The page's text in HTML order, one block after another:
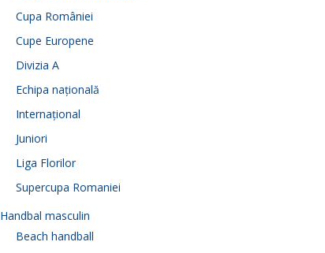
Cupa României
Cupe Europene
Divizia A
Echipa națională
Internațional
Juniori
Liga Florilor
Supercupa Romaniei
Handbal masculin
Beach handball